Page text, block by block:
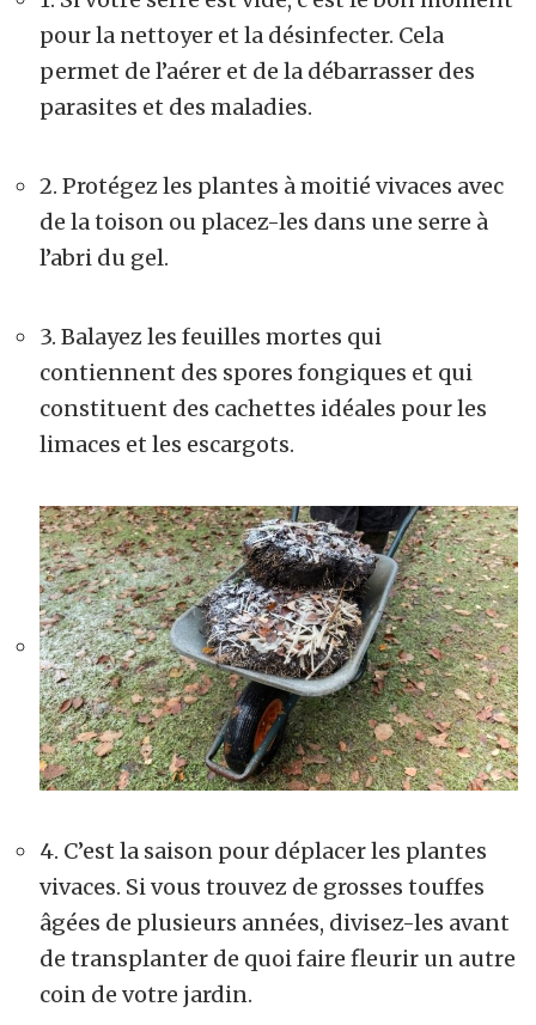
pour la nettoyer et la désinfecter. Cela
permet de l’aérer et de la débarrasser des
parasites et des maladies.
2. Protégez les plantes à moitié vivaces avec
de la toison ou placez-les dans une serre à
l’abri du gel.
3. Balayez les feuilles mortes qui
contiennent des spores fongiques et qui
constituent des cachettes idéales pour les
limaces et les escargots.
4. C’est la saison pour déplacer les plantes
vivaces. Si vous trouvez de grosses touffes
âgées de plusieurs années, divisez-les avant
de transplanter de quoi faire fleurir un autre
coin de votre jardin.